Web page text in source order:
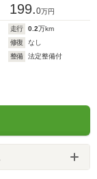
199.0万円
走行 0.2万km
修復
なし
整備
法定整備付